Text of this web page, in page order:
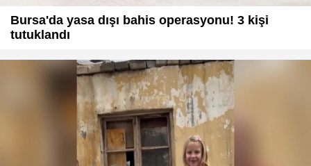
Bursa'da yasa dışı bahis operasyonu! 3 kişi
tutuklandı